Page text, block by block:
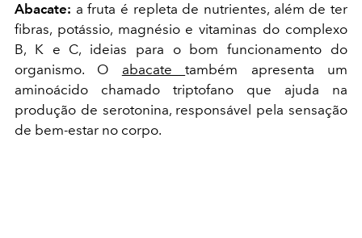
Abacate: a fruta é repleta de nutrientes, além de ter
fibras, potássio, magnésio e vitaminas do complexo
B, K e C, ideias para o bom funcionamento do
organismo. O abacatetambém apresenta um
aminoácido chamado triptofano que ajuda na
produção de serotonina, responsável pela sensação
de bem-estar no corpo.